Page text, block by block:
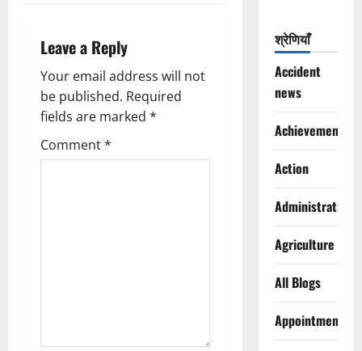
v
i
g
a
t
Leave a Reply
Your email address will not
be published. Required
fields are marked *
Comment*
श्रेणियाँ
Accident
news
Achievements
Action
Administration
Agriculture
All Blogs
Appointments